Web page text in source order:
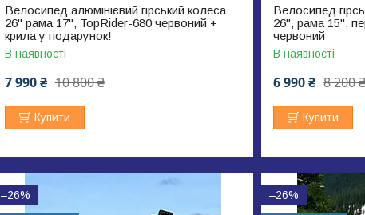
Велосипед алюмінієвий гірський колеса
26" рама 17", TopRider-680 червоний +
крила у подарунок!
В наявності
10 800 ₴
7 990 ₴
Купити
Велосипед
26", рама 15",
червоний
В наявності
8 200
6 990 ₴
Купити
–26% –26%